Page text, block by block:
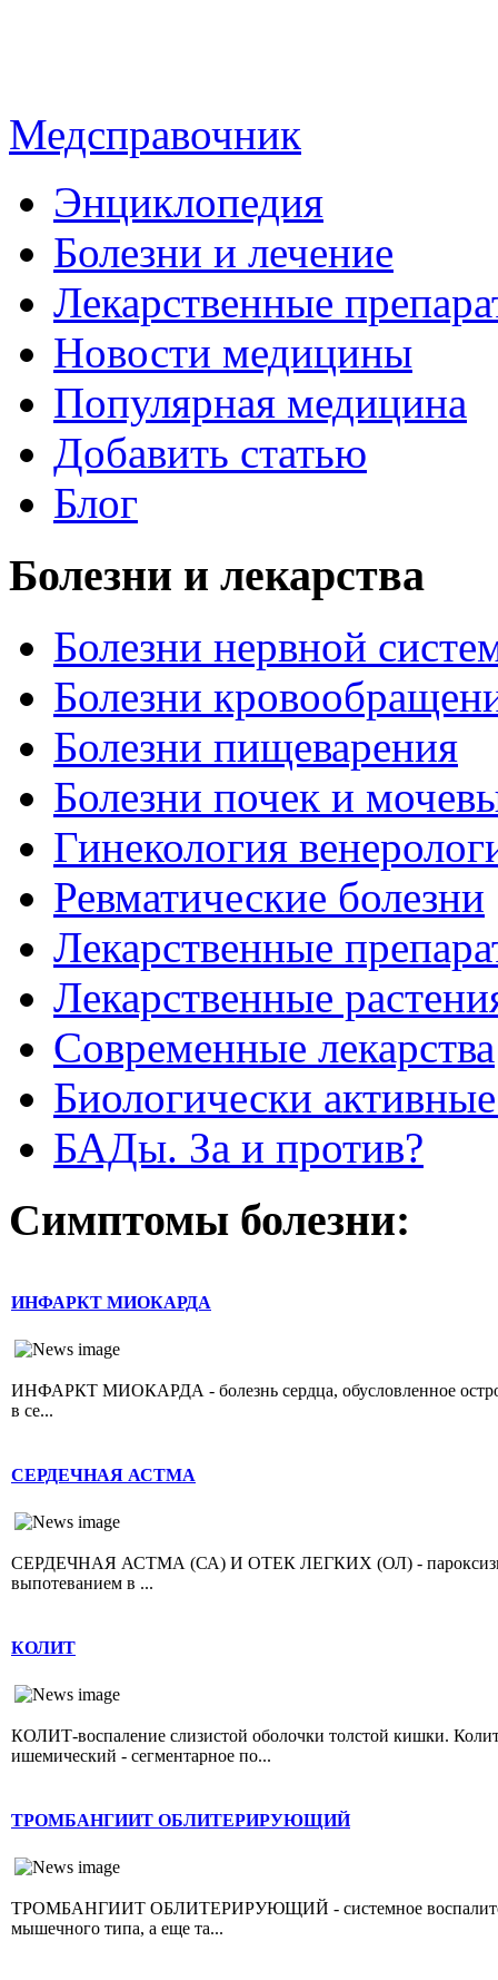
Медсправочник
Энциклопедия
Болезни и лечение
Лекарственные
Новости медицины
Популярная медицина
Добавить статью
Блог
Болезни и лекарства
Болезни нервной
Болезни
Болезни пищеварения
Болезни почек и
Гинекология
Ревматические болезни
Лекарственные
Лекарственные
Современные лекарства
Биологически
БАДы. За и против?
Симптомы болезни:
ИНФАРКТ МИОКАРДА
ИНФАРКТ МИОКАРДА - болезнь сердца, обусловленное острой
в се...
СЕРДЕЧНАЯ АСТМА
СЕРДЕЧНАЯ АСТМА (СА) И ОТЕК ЛЕГКИХ (ОЛ) -
выпотеванием в ...
КОЛИТ
КОЛИТ-воспаление слизистой оболочки толстой кишки.
ишемический - сегментарное по...
ТРОМБАНГИИТ ОБЛИТЕРИРУЮЩИЙ
ТРОМБАНГИИТ ОБЛИТЕРИРУЮЩИЙ - системное
мышечного типа, а еще та...